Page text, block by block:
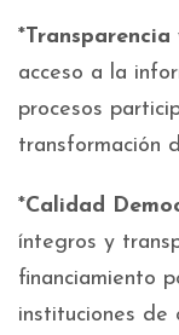
*
acceso a la
procesos
transformación
*Calidad
íntegros y
financiamiento
instituciones de